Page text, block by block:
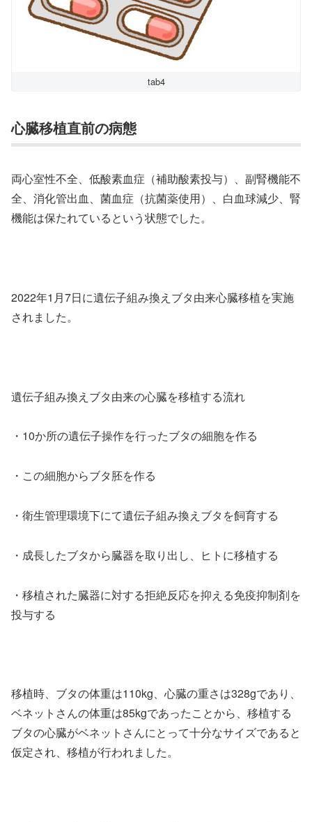
tab4
心臓移植直前の病態
両心室性不全、低酸素血症（補助酸素投与）、副腎機能不
全、消化管出血、菌血症（抗菌薬使用）、白血球減少、腎
機能は保たれているという状態でした。
2022年1月7日に遺伝子組み換えブタ由来心臓移植を実施
されました。
遺伝子組み換えブタ由来の心臓を移植する流れ
・10か所の遺伝子操作を行ったブタの細胞を作る
・この細胞からブタ胚を作る
・衛生管理環境下にて遺伝子組み換えブタを飼育する
・成長したブタから臓器を取り出し、ヒトに移植する
・移植された臓器に対する拒絶反応を抑える免疫抑制剤を
投与する
移植時、ブタの体重は110kg、心臓の重さは328gであり、
ベネットさんの体重は85kgであったことから、移植する
ブタの心臓がベネットさんにとって十分なサイズであると
仮定され、移植が行われました。